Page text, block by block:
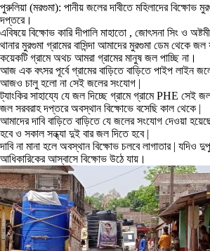
পুরুলিয়া (মরগুমা): পানীয় জলের দাবীতে মহিলাদের বিক্ষোভ
দপ্তরে।
এবিষয়ে বিক্ষোভ কারি দীপালি মাহাতো , জোৎসনা সিং ও
থানার মুরগুমা গ্রামের বাসিন্দা আমাদের মুরগুমা ডেম থেকে
কয়েকটি গ্রামে অথচ আমরা গ্রামের মানুষ জল পাচ্ছি না।
আজ এক বৎসর পূর্বে গ্রামের বাড়িতে বাড়িতে পাইপ লাইন
আজও চালু হলো না সেই জলের সংযোগ |
ট্যাংকির সাহায্যে যে জল দিচ্ছে গ্রামে গ্রামে PHE সেই
জল সরবরাহ দপ্তরে অবস্থান বিক্ষোভে বসেছি কাল থেকে |
আমাদের দাবি বাড়িতে বাড়িতে যে জলের সংযোগ দেওয়া
হবে ও সকাল সন্ধ্যা দুই বার জল দিতে হবে |
দাবি না মানা হলে অবস্থান বিক্ষোভ চলবে লাগাতার | যদিও
আধিকারিকের আস্বাসে বিক্ষোভ উঠে যায়।